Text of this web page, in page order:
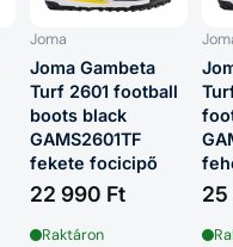
Joma
Joma Gambeta
Turf 2601 football
boots black
GAMS2601TF
fekete focicipő
22 990 Ft
Raktáron
25